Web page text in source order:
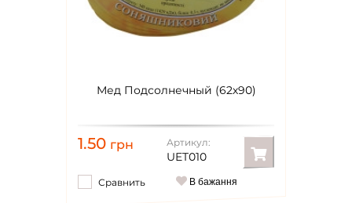
Мед Подсолнечный (62х90)
1.50 грн Артикул:
UET010
Сравнить В бажання